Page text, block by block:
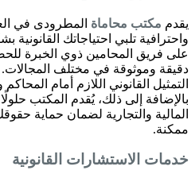
يقدم مكتب محاماة المطرودى في
واحترافية تلبي احتياجاتك
على فريق المحامين ذوي الخبرة
دقيقة وموثوقة في مختلف
التمثيل القانوني اللازم أمام
بالإضافة إلى ذلك، يُقدم المكتب
المالية والتجارية لضمان حماية
ممكنة.
خدمات الاستشارات القانونية